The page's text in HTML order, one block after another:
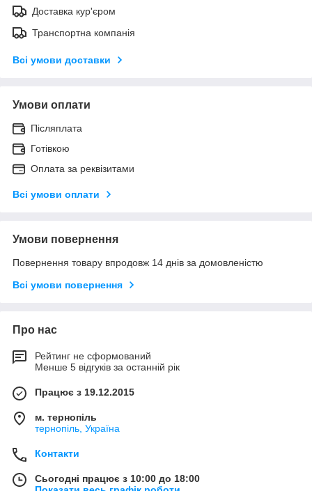
Доставка кур'єром
Транспортна компанія
Всі умови доставки
Умови оплати
Післяплата
Готівкою
Оплата за реквізитами
Всі умови оплати
Умови повернення
Повернення товару впродовж 14 днів за домовленістю
Всі умови повернення
Про нас
Рейтинг не сформований
Менше 5 відгуків за останній рік
Працює з 19.12.2015
м. тернопіль
тернопіль, Україна
Контакти
Сьогодні працює з 10:00 до 18:00